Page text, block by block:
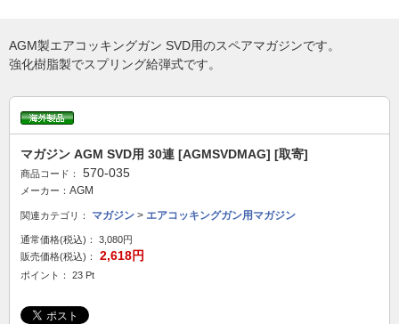
AGM製エアコッキングガン SVD用のスペアマガジンです。
強化樹脂製でスプリング給弾式です。
マガジン AGM SVD用 30連 [AGMSVDMAG] [取寄]
商品コード： 570-035
メーカー： AGM
関連カテゴリ： マガジン > エアコッキングガン用マガジン
通常価格(税込)：
3,080円
販売価格(税込)：
2,618円
ポイント： 23 Pt